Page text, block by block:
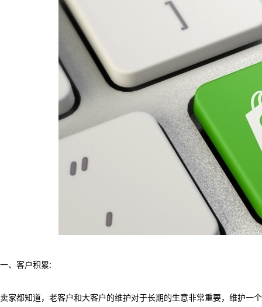
一、客户积累:
卖家都知道，老客户和大客户的维护对于长期的生意非常重要，维护一